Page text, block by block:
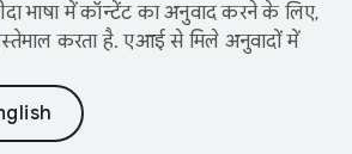
भाषा में कॉन्टेंट का अनुवाद करने के लिए,
करता है. एआई से मिले अनुवादों में